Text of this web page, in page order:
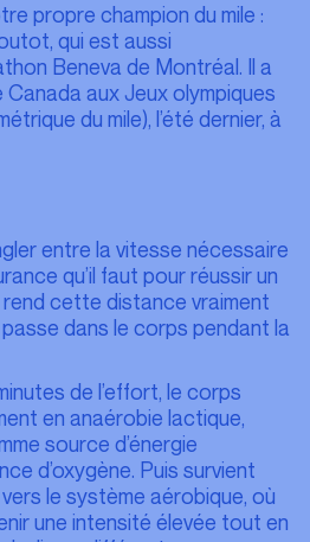
propre champion du mile :
qui est aussi
Beneva de Montréal. Il a
Canada aux Jeux olympiques
du mile), l’été dernier, à
entre la vitesse nécessaire
qu’il faut pour réussir un
cette distance vraiment
passe dans le corps pendant la
de l’effort, le corps
en anaérobie lactique,
source d’énergie
d’oxygène. Puis survient
le système aérobique, où
une intensité élevée tout en